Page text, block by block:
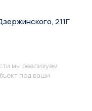
211Г
мы реализуем
под ваши